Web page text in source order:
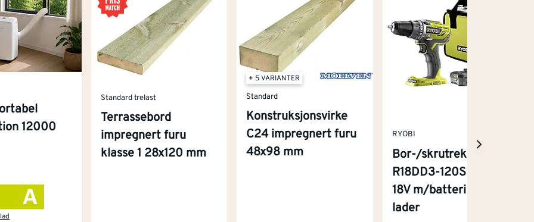
12000
Standard trelast
Terrassebord
impregnert furu
klasse 1 28x120 mm
+ 5 VARIANTER
Standard
Konstruksjonsvirke
C24 impregnert furu
48x98 mm
RYOBI
Bor-/skrutrekker
R18DD3-120S One+
18V m/batteri og
lader